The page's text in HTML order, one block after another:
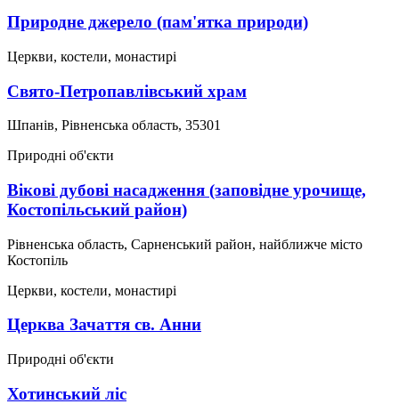
Природне джерело (пам'ятка природи)
Церкви, костели, монастирі
Свято-Петропавлівський храм
Шпанів, Рівненська область, 35301
Природні об'єкти
Вікові дубові насадження (заповідне урочище,
Костопільський район)
Рівненська область, Сарненський район, найближче місто
Костопіль
Церкви, костели, монастирі
Церква Зачаття св. Анни
Природні об'єкти
Хотинський ліс